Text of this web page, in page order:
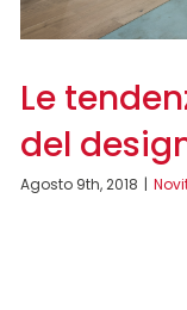
Le
del
Agosto 9th, 2018 |